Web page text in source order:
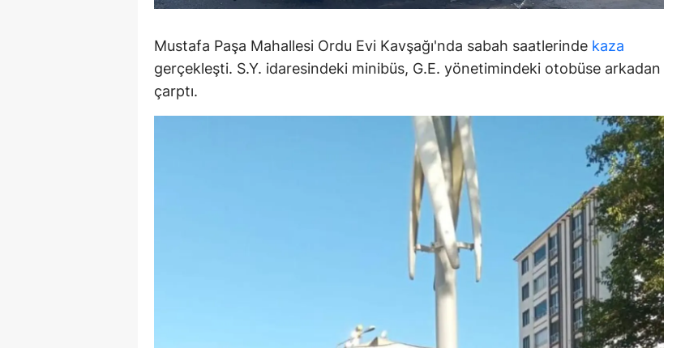
Gümüşhane
Kastamonu
Mustafa Paşa Mahallesi Ordu Evi Kavşağı'nda sabah saatlerinde kaza
gerçekleşti. S.Y. idaresindeki minibüs, G.E. yönetimindeki otobüse arkadan
çarptı.